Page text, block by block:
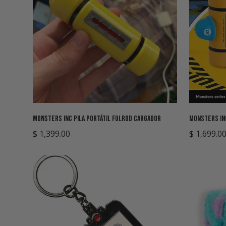
Agregar rápido
Monsters Inc Pila Portátil Fulrod Cargador
Precio
$ 1,399.00
Monsters
Precio
$ 1,699.00